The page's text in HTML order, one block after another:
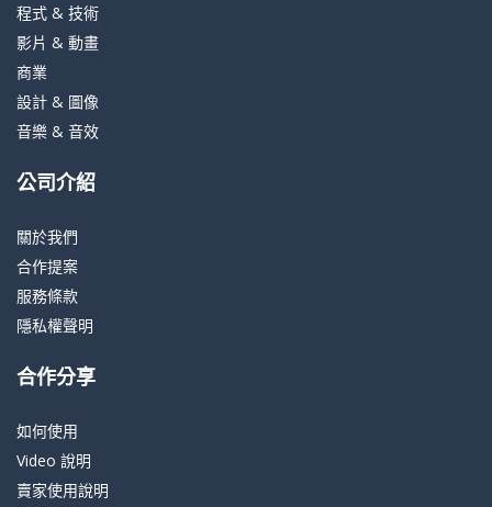
程式 & 技術
影片 & 動畫
商業
設計 & 圖像
音樂 & 音效
公司介紹
關於我們
合作提案
服務條款
隱私權聲明
合作分享
如何使用
Video 說明
賣家使用說明